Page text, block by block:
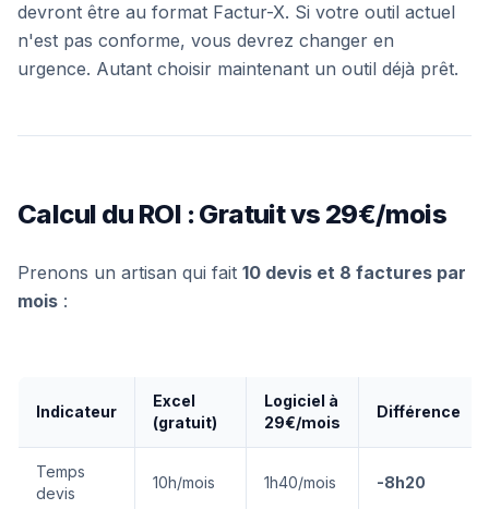
devront être au format Factur-X. Si votre outil actuel
n'est pas conforme, vous devrez changer en
urgence. Autant choisir maintenant un outil déjà prêt.
Calcul du ROI : Gratuit vs 29€/mois
Prenons un artisan qui fait 10 devis et 8 factures par
mois :
Indicateur
Excel
(gratuit)
Logiciel à
29€/mois
Différence
Temps
devis
10h/mois 1h40/mois -8h20